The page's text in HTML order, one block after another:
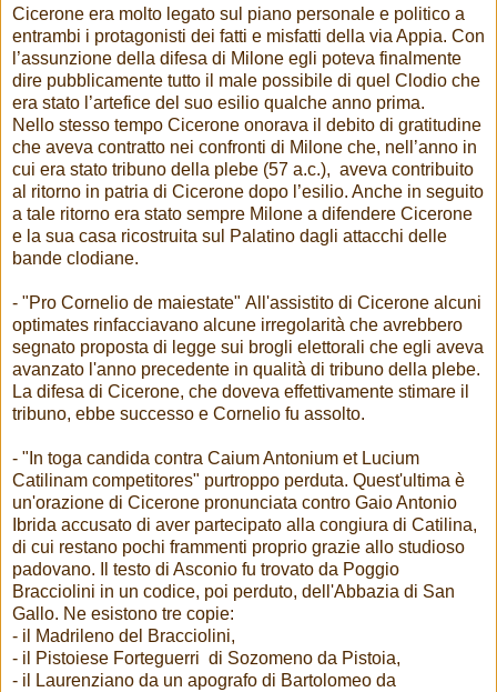
Cicerone era molto legato sul piano personale e politico a
entrambi i protagonisti dei fatti e misfatti della via Appia. Con
l’assunzione della difesa di Milone egli poteva finalmente
dire pubblicamente tutto il male possibile di quel Clodio che
era stato l’artefice del suo esilio qualche anno prima.
Nello stesso tempo Cicerone onorava il debito di gratitudine
che aveva contratto nei confronti di Milone che, nell’anno in
cui era stato tribuno della plebe (57 a.c.), aveva contribuito
al ritorno in patria di Cicerone dopo l’esilio. Anche in seguito
a tale ritorno era stato sempre Milone a difendere Cicerone
e la sua casa ricostruita sul Palatino dagli attacchi delle
bande clodiane.
- "Pro Cornelio de maiestate" All'assistito di Cicerone alcuni
optimates rinfacciavano alcune irregolarità che avrebbero
segnato proposta di legge sui brogli elettorali che egli aveva
avanzato l'anno precedente in qualità di tribuno della plebe.
La difesa di Cicerone, che doveva effettivamente stimare il
tribuno, ebbe successo e Cornelio fu assolto.
- "In toga candida contra Caium Antonium et Lucium
Catilinam competitores" purtroppo perduta. Quest'ultima è
un'orazione di Cicerone pronunciata contro Gaio Antonio
Ibrida accusato di aver partecipato alla congiura di Catilina,
di cui restano pochi frammenti proprio grazie allo studioso
padovano. Il testo di Asconio fu trovato da Poggio
Bracciolini in un codice, poi perduto, dell'Abbazia di San
Gallo. Ne esistono tre copie:
- il Madrileno del Bracciolini,
- il Pistoiese Forteguerri di Sozomeno da Pistoia,
- il Laurenziano da un apografo di Bartolomeo da